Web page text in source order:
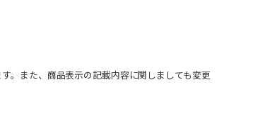
。また、商品表示の記載内容に関しましても変更